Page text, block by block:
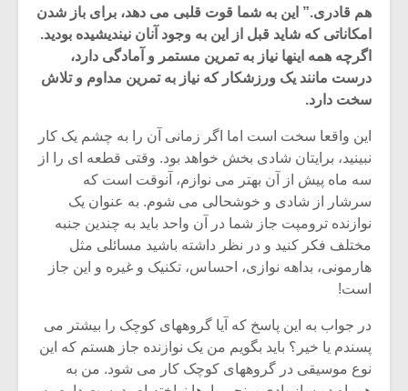
هم قادری.” این به شما قوت قلبی می دهد، برای باز شدن
امکاناتی که شاید قبل از این به وجود آنان نیندیشیده بودید.
اگرچه همه اینها نیاز به تمرین مستمر و آمادگی دارد،
درست مانند یک ورزشکار که نیاز به تمرین مداوم و تلاش
سخت دارد.
این واقعا سخت است اما اگر زمانی آن را به چشم یک کار
نبینید، برایتان شادی بخش خواهد بود. وقتی قطعه ای را از
سه ماه پیش از آن بهتر می نوازم، آنوقت است که
سرشار از شادی و خوشحالی می شوم. به عنوان یک
نوازنده ترومپت جاز شما در آن واحد باید به چندین جنبه
مختلف فکر کنید و در نظر داشته باشید مسائلی مثل
هارمونی، بداهه نوازی، احساس، تکنیک و غیره و این جاز
است!
در جواب به این پاسخ که آیا گروههای کوچک را بیشتر می
پسندم یا خیر؟ باید بگویم من یک نوازنده جاز هستم که این
نوع موسیقی در گروههای کوچک کار می شود. من به
یادداشتی بر موسیقی